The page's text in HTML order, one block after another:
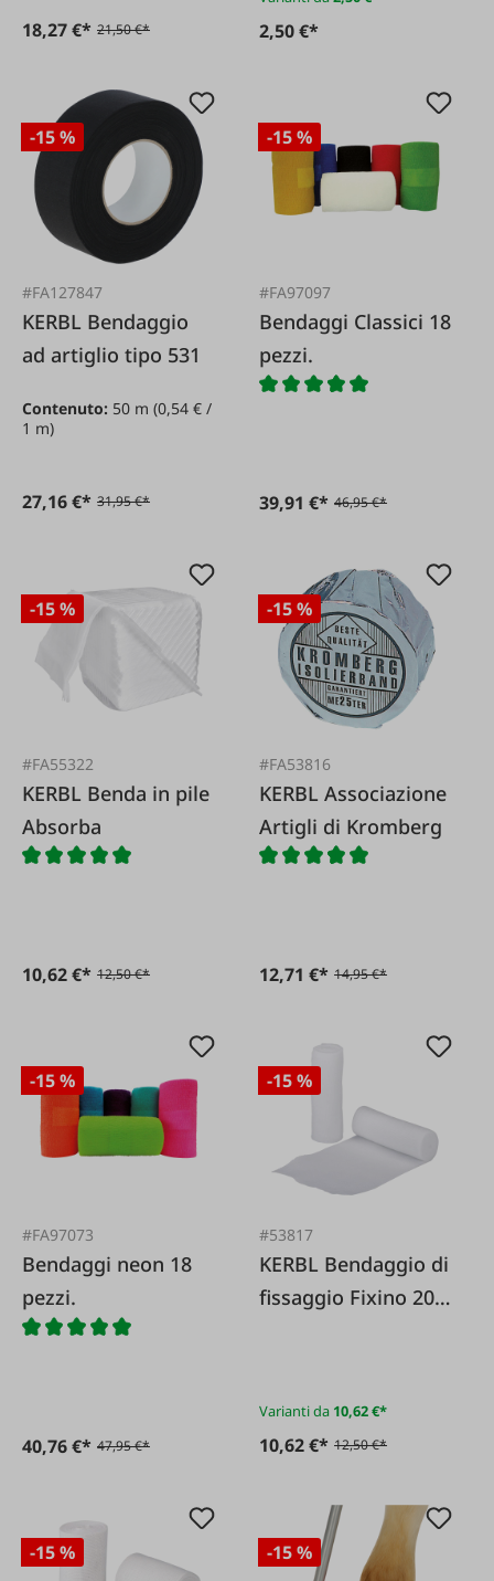
18,27 €* 21,50 €* 2,50 €*
-15 %
#FA127847
KERBL Bendaggio
ad artiglio tipo 531
Contenuto: 50 m (0,54 € /
1 m)
27,16 €* 31,95 €*
-15 %
#FA97097
Bendaggi Classici 18
pezzi.
39,91 €* 46,95 €*
-15 %
#FA55322
KERBL Benda in pile
Absorba
10,62 €* 12,50 €*
-15 %
#FA53816
KERBL Associazione
Artigli di Kromberg
12,71 €* 14,95 €*
-15 %
#FA97073
Bendaggi neon 18
pezzi.
40,76 €* 47,95 €*
-15 %
#53817
KERBL Bendaggio di
fissaggio Fixino 20
Varianti da 10,62 €*
10,62 €* 12,50 €*
-15 % -15 %